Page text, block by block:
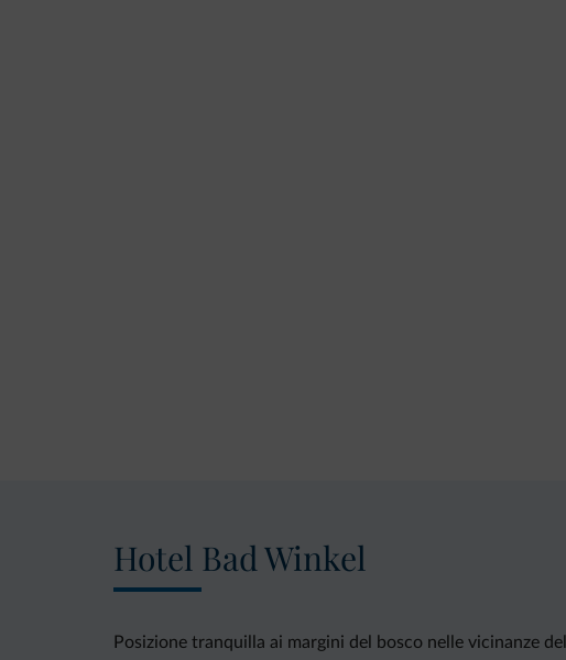
Hotel Bad Winkel
Posizione tranquilla ai margini del bosco nelle vicinanze